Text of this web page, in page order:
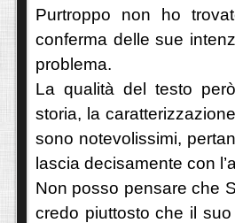
Purtroppo non ho
conferma delle sue
problema.
La qualità del testo
storia, la
sono notevolissimi,
lascia decisamente con
Non posso pensare che
credo piuttosto che il